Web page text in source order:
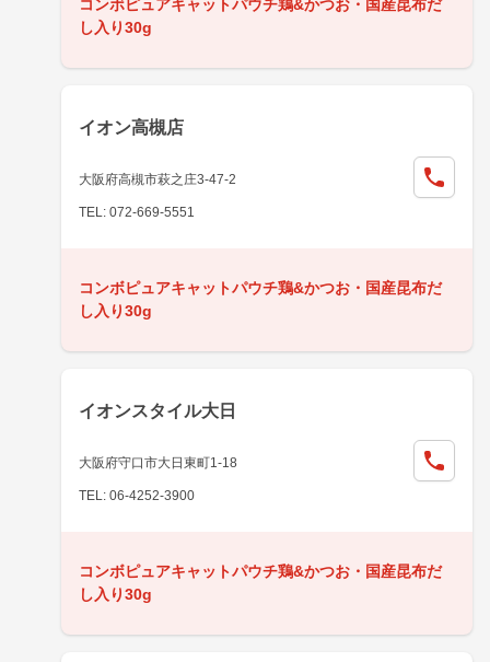
コンボピュアキャットパウチ鶏&かつお・国産昆布だ
し入り30g
イオン高槻店
大阪府高槻市萩之庄3-47-2
TEL: 072-669-5551
コンボピュアキャットパウチ鶏&かつお・国産昆布だ
し入り30g
イオンスタイル大日
大阪府守口市大日東町1-18
TEL: 06-4252-3900
コンボピュアキャットパウチ鶏&かつお・国産昆布だ
し入り30g